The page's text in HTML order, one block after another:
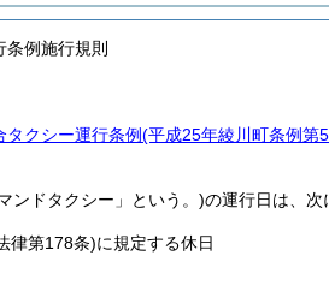
例施行規則
クシー運行条例(平成25年綾川町条例第
ンドタクシー」という。)の運行日は、次
律第178条)に規定する休日